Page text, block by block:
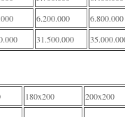
6.200.000
6.800.000
31.500.000
180x200 200x200